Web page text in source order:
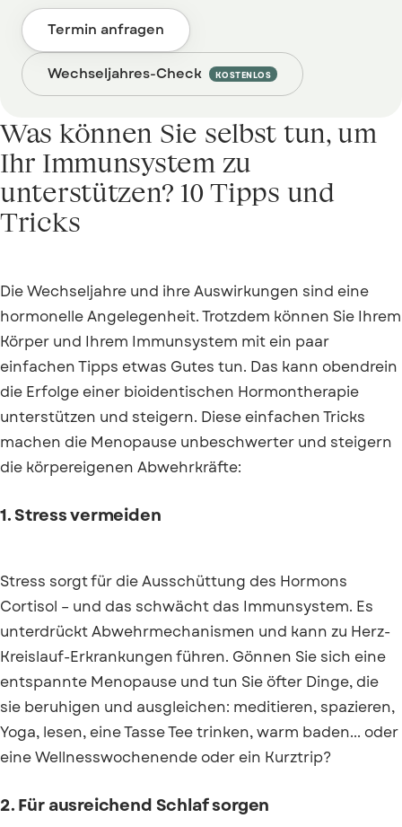
Termin anfragen
Wechseljahres-Check KOSTENLOS
Was können Sie selbst tun, um
Ihr Immunsystem zu
unterstützen? 10 Tipps und
Tricks
Die Wechseljahre und ihre Auswirkungen sind eine
hormonelle Angelegenheit. Trotzdem können Sie Ihrem
Körper und Ihrem Immunsystem mit ein paar
einfachen Tipps etwas Gutes tun. Das kann obendrein
die Erfolge einer bioidentischen Hormontherapie
unterstützen und steigern. Diese einfachen Tricks
machen die Menopause unbeschwerter und steigern
die körpereigenen Abwehrkräfte:
1. Stress vermeiden
Stress sorgt für die Ausschüttung des Hormons
Cortisol – und das schwächt das Immunsystem. Es
unterdrückt Abwehrmechanismen und kann zu Herz-
Kreislauf-Erkrankungen führen. Gönnen Sie sich eine
entspannte Menopause und tun Sie öfter Dinge, die
sie beruhigen und ausgleichen: meditieren, spazieren,
Yoga, lesen, eine Tasse Tee trinken, warm baden... oder
eine Wellnesswochenende oder ein Kurztrip?
2. Für ausreichend Schlaf sorgen